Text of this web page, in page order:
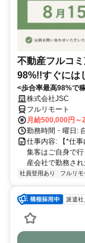
不動産フルコ
98%!!すぐには
<歩合率最高98%で
集！1件単位で対応可
株式会社JSC
フルリモート
月給500,000円～
勤務時間・曜日:
仕事内容: 【*仕事
集客はご自身で
産会社で勤務さ
社員登用あり フルリモ
派遣社